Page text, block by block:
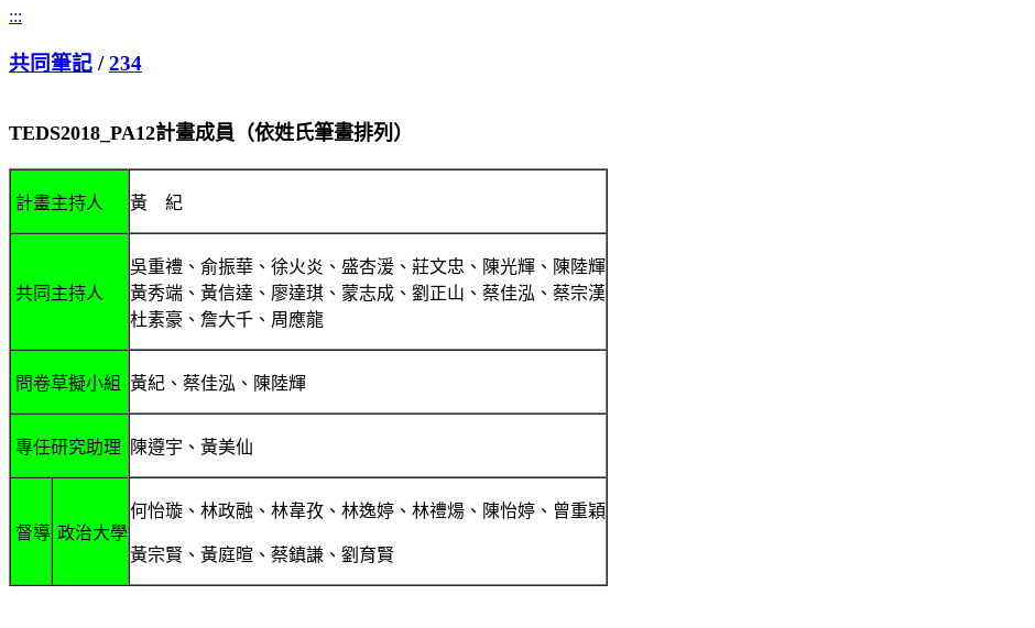
:::
共同筆記 /234
TEDS2018 _PA12計畫成員（依姓氏筆畫排列）
計畫主持人 黃 紀
共同主持人
吳重禮、俞振華、徐火炎、盛杏湲、莊文忠、陳光輝、陳陸輝
黃秀端、黃信達、廖達琪、蒙志成、劉正山、蔡佳泓、蔡宗漢
杜素豪、詹大千、周應龍
問卷草擬小組 黃紀、蔡佳泓、 陳陸輝
專任研究助理 陳遵宇、黃美仙
督導 政治大學
何怡璇、 林政融、林韋孜、林逸婷、林禮煬、陳怡婷、曾重穎
黃宗賢、黃庭暄、蔡鎮謙、劉育賢